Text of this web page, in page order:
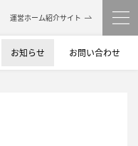
運営ホーム紹介サイト
お知らせ お問い合わせ